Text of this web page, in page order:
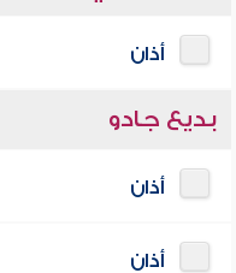
أذان
بديع جادو
أذان
أذان